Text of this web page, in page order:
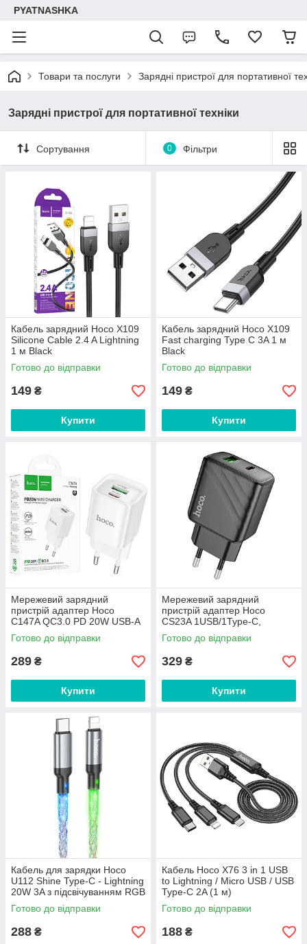
PYATNASHKA
Товари та послуги Зарядні пристрої для портативної
Зарядні пристрої для портативної техніки
Сортування 0 Фільтри
Кабель зарядний Hoco X109
Silicone Cable 2.4 A Lightning
1 м Black
Готово до відправки
149 ₴
Купити
Кабель зарядний Hoco X109
Fast charging Type C 3A 1 м
Black
Готово до відправки
149 ₴
Купити
Мережевий зарядний
пристрій адаптер Hoco
C147A QC3.0 PD 20W USB-A
USB-C White
Готово до відправки
289 ₴
Купити
Мережевий зарядний
пристрій адаптер Hoco
CS23A 1USB/1Type-C,
30W/3A, PD/QC ЄС вилка
Black
Готово до відправки
329 ₴
Купити
Кабель для зарядки Hoco
U112 Shine Type-C - Lightning
20W 3A з підсвічуванням RGB
1м Gray
Готово до відправки
288 ₴
Кабель Hoco X76 3 in 1 USB
to Lightning / Micro USB / USB
Type-C 2A (1 м)
Готово до відправки
188 ₴